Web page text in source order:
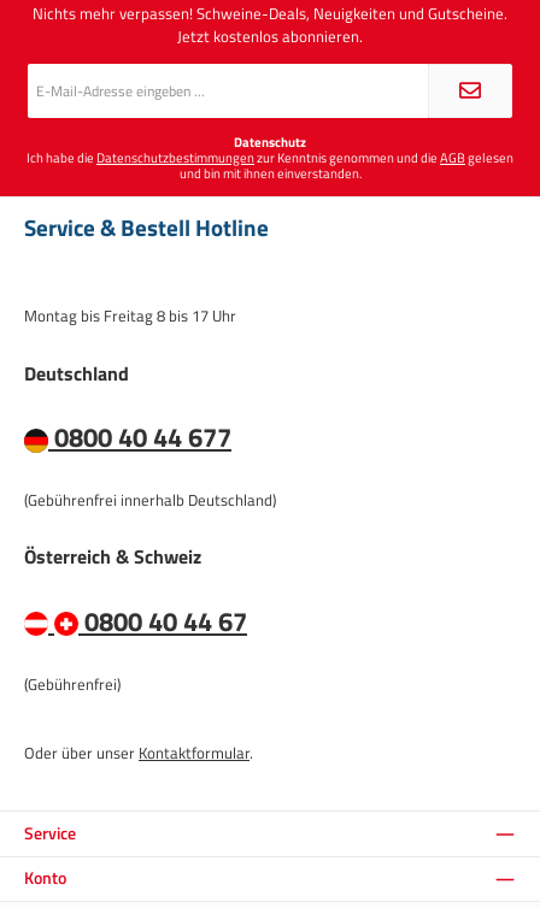
Nichts mehr verpassen! Schweine-Deals, Neuigkeiten und Gutscheine.
Jetzt kostenlos abonnieren.
E-
Mail-
*
Datenschutz
Ich habe die Datenschutzbestimmungenzur Kenntnis genommen und dieAGBgelesen
und bin mit ihnen einverstanden.
Service & Bestell Hotline
Montag bis Freitag 8 bis 17 Uhr
Deutschland
0800 40 44 677
(Gebührenfrei innerhalb Deutschland)
Österreich & Schweiz
0800 40 44 67
(Gebührenfrei)
Oder über unser Kontaktformular.
Service
Konto